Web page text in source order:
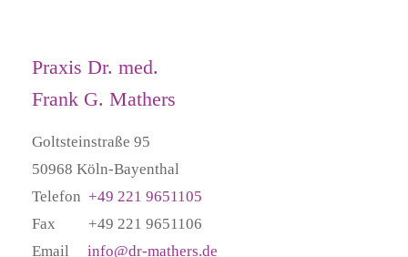
Praxis Dr. med.
Frank G. Mathers
Goltsteinstraße 95
50968 Köln-Bayenthal
Telefon +49 221 9651105
Fax +49 221 9651106
Email info@dr-mathers.de